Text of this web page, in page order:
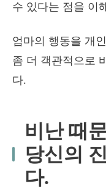
수 있다는 점을 이
엄마의 행동을 개
좀 더 객관적으로
다.
비난 때
당신의
다.